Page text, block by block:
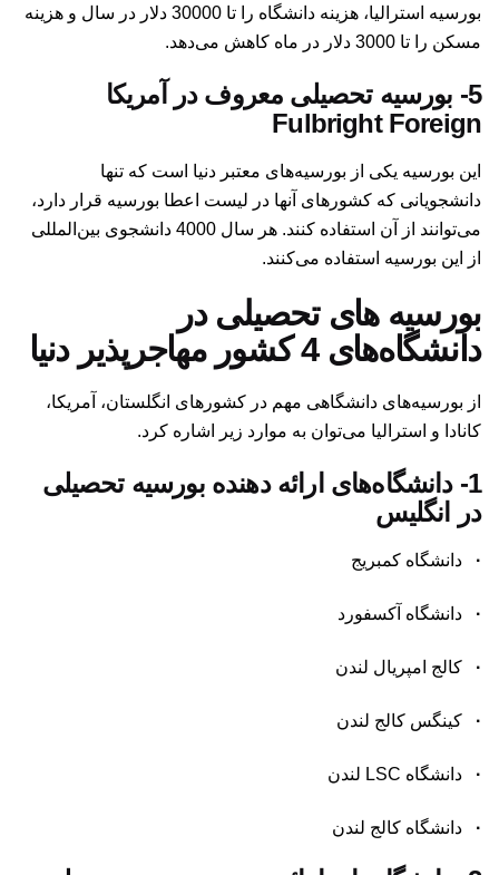
بورسیه استرالیا، هزینه دانشگاه را تا 30000 دلار در سال و هزینه
مسکن را تا 3000 دلار در ماه کاهش می‌دهد.
5- بورسیه تحصیلی معروف در آمریکا
Fulbright Foreign
این بورسیه یکی از بورسیه‌های معتبر دنیا است که تنها
دانشجویانی که کشورهای آنها در لیست اعطا بورسیه قرار دارد،
می‌توانند از آن استفاده کنند. هر سال 4000 دانشجوی بین‌المللی
از این بورسیه استفاده می‌کنند.
بورسیه های تحصیلی در
دانشگاه‌های 4 کشور مهاجرپذیر دنیا
از بورسیه‌های دانشگاهی مهم در کشورهای انگلستان، آمریکا،
کانادا و استرالیا می‌توان به موارد زیر اشاره کرد.
1- دانشگاه‌های ارائه دهنده بورسیه تحصیلی
در انگلیس
· دانشگاه کمبریج
· دانشگاه آکسفورد
· کالج امپریال لندن
· کینگس کالج لندن
· دانشگاه LSC لندن
· دانشگاه کالج لندن